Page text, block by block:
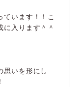
います！！こ
入ります＾＾
思いを形にし